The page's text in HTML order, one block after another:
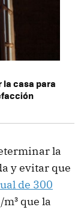
la casa para
la
y evitar que
de 300
que la